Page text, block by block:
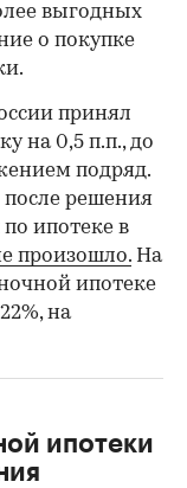
выгодных
о покупке
принял
на 0,5 п.п., до
подряд.
после решения
ипотеке в
произошло. На
ипотеке
на
ипотеки